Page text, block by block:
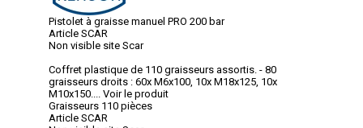
Pistolet à graisse manuel PRO 200 bar
Article SCAR
Non visible site Scar
Coffret plastique de 110 graisseurs assortis. - 80
graisseurs droits : 60x M6x100, 10x M18x125, 10x
M10x150....
Voir le produit
Graisseurs 110 pièces
Article SCAR